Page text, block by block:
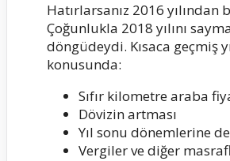
Hatırlarsanız 2016 yılından
Çoğunlukla 2018 yılını
döngüdeydi. Kısaca geçmiş
konusunda:
Sıfır kilometre araba
Dövizin artması
Yıl sonu dönemlerine
Vergiler ve diğer